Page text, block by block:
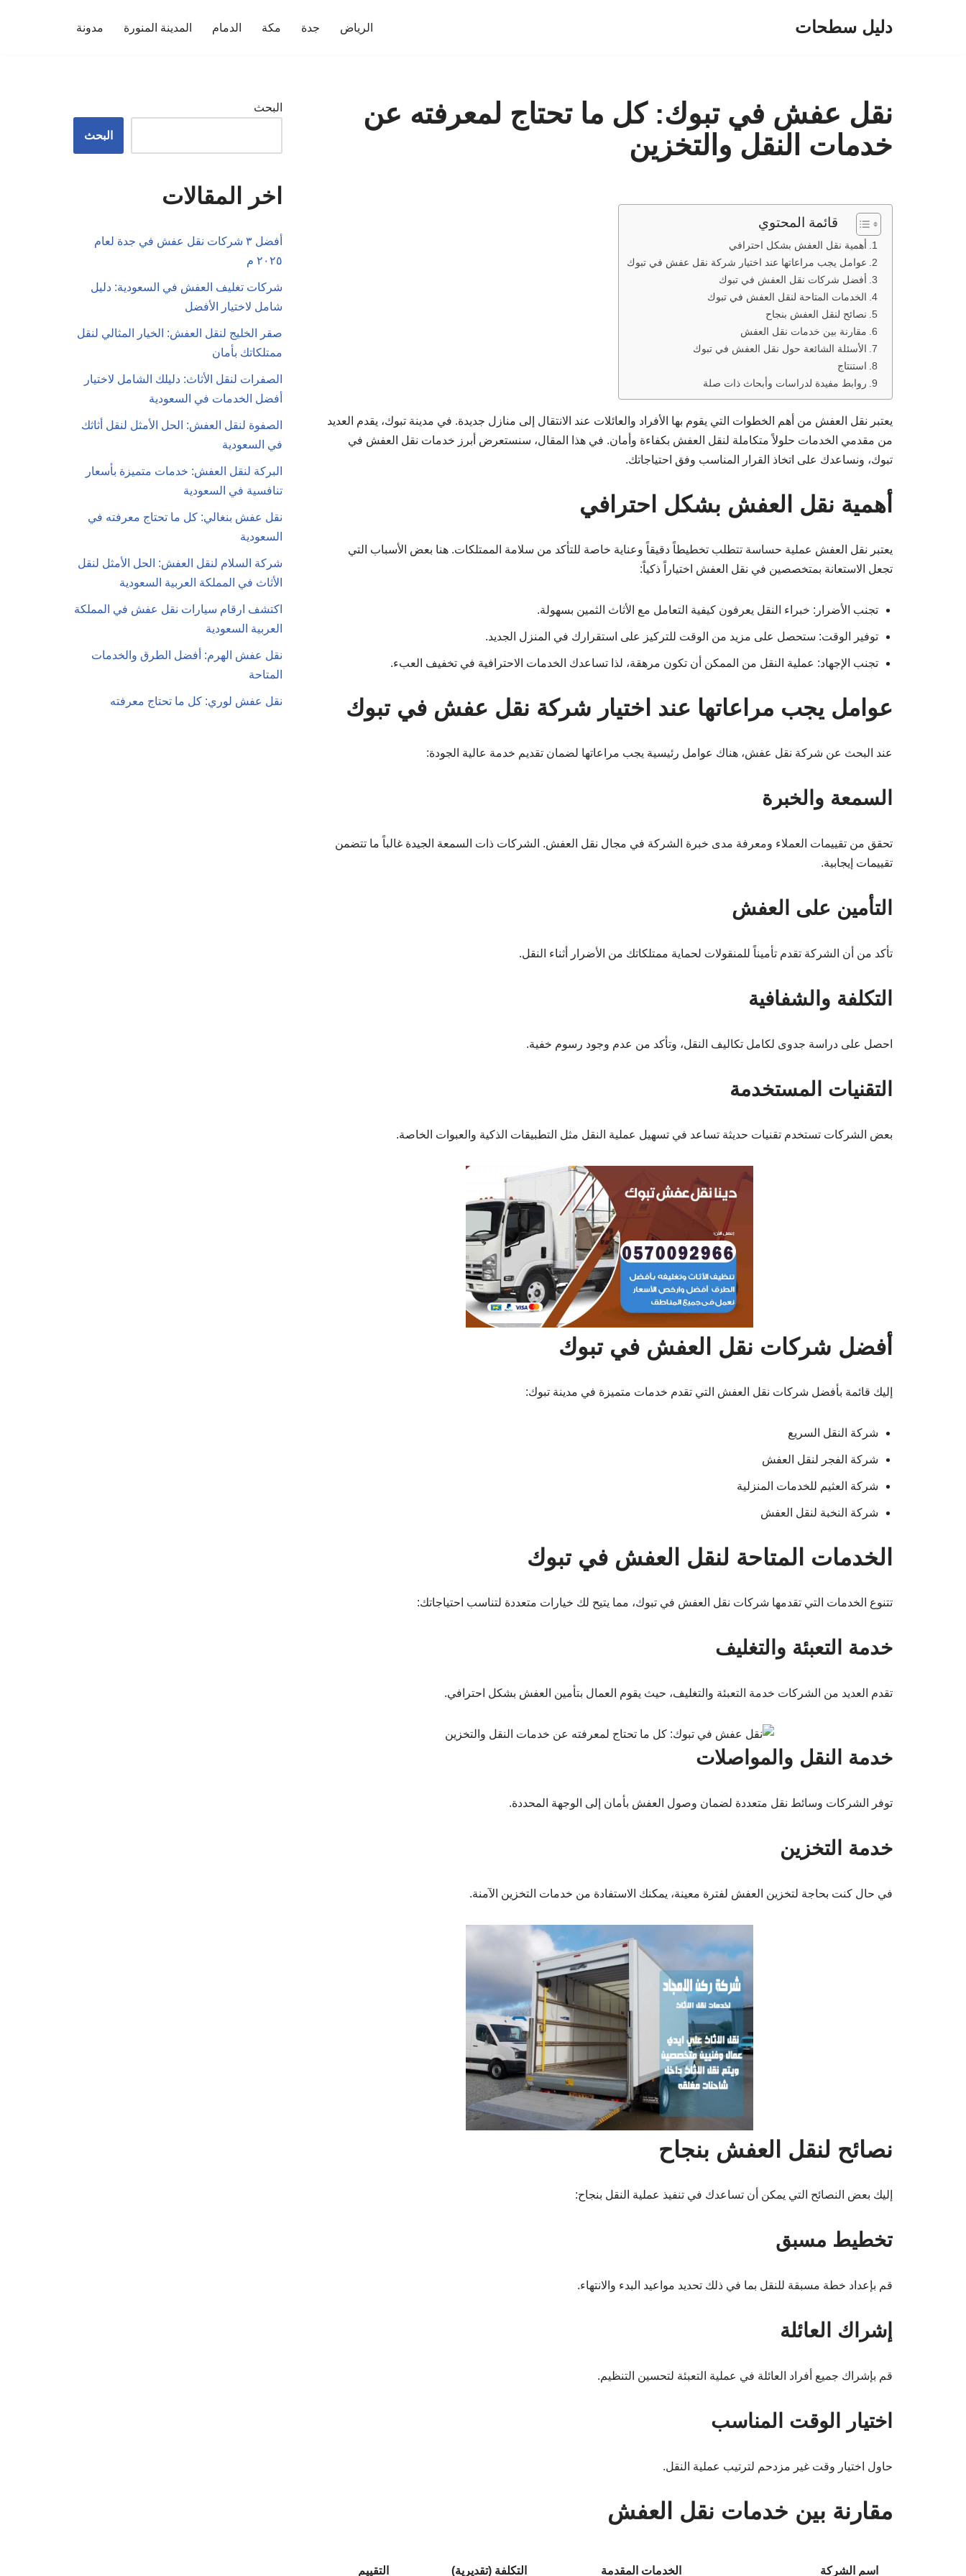
دليل سطحات الرياض جدة مكة الدمام المدينة المنورة مدونة
نقل عفش في تبوك: كل ما تحتاج لمعرفته عن
خدمات النقل والتخزين
قائمة المحتوي
أهمية نقل العفش بشكل احترافي
عوامل يجب مراعاتها عند اختيار شركة نقل عفش في تبوك
أفضل شركات نقل العفش في تبوك
الخدمات المتاحة لنقل العفش في تبوك
نصائح لنقل العفش بنجاح
مقارنة بين خدمات نقل العفش
الأسئلة الشائعة حول نقل العفش في تبوك
استنتاج
روابط مفيدة لدراسات وأبحاث ذات صلة
يعتبر نقل العفش من أهم الخطوات التي يقوم بها الأفراد والعائلات عند الانتقال إلى منازل جديدة. في مدينة تبوك، يقدم العديد
من مقدمي الخدمات حلولاً متكاملة لنقل العفش بكفاءة وأمان. في هذا المقال، سنستعرض أبرز خدمات نقل العفش في
تبوك، ونساعدك على اتخاذ القرار المناسب وفق احتياجاتك.
أهمية نقل العفش بشكل احترافي
يعتبر نقل العفش عملية حساسة تتطلب تخطيطاً دقيقاً وعناية خاصة للتأكد من سلامة الممتلكات. هنا بعض الأسباب التي
تجعل الاستعانة بمتخصصين في نقل العفش اختياراً ذكياً:
تجنب الأضرار: خبراء النقل يعرفون كيفية التعامل مع الأثاث الثمين بسهولة.
توفير الوقت: ستحصل على مزيد من الوقت للتركيز على استقرارك في المنزل الجديد.
تجنب الإجهاد: عملية النقل من الممكن أن تكون مرهقة، لذا تساعدك الخدمات الاحترافية في تخفيف العبء.
عوامل يجب مراعاتها عند اختيار شركة نقل عفش في تبوك
عند البحث عن شركة نقل عفش، هناك عوامل رئيسية يجب مراعاتها لضمان تقديم خدمة عالية الجودة:
السمعة والخبرة
تحقق من تقييمات العملاء ومعرفة مدى خبرة الشركة في مجال نقل العفش. الشركات ذات السمعة الجيدة غالباً ما تتضمن
تقييمات إيجابية.
التأمين على العفش
تأكد من أن الشركة تقدم تأميناً للمنقولات لحماية ممتلكاتك من الأضرار أثناء النقل.
التكلفة والشفافية
احصل على دراسة جدوى لكامل تكاليف النقل، وتأكد من عدم وجود رسوم خفية.
التقنيات المستخدمة
بعض الشركات تستخدم تقنيات حديثة تساعد في تسهيل عملية النقل مثل التطبيقات الذكية والعبوات الخاصة.
أفضل شركات نقل العفش في تبوك
إليك قائمة بأفضل شركات نقل العفش التي تقدم خدمات متميزة في مدينة تبوك:
شركة النقل السريع
شركة الفجر لنقل العفش
شركة العثيم للخدمات المنزلية
شركة النخبة لنقل العفش
الخدمات المتاحة لنقل العفش في تبوك
تتنوع الخدمات التي تقدمها شركات نقل العفش في تبوك، مما يتيح لك خيارات متعددة لتناسب احتياجاتك:
خدمة التعبئة والتغليف
تقدم العديد من الشركات خدمة التعبئة والتغليف، حيث يقوم العمال بتأمين العفش بشكل احترافي.
خدمة النقل والمواصلات
توفر الشركات وسائط نقل متعددة لضمان وصول العفش بأمان إلى الوجهة المحددة.
خدمة التخزين
في حال كنت بحاجة لتخزين العفش لفترة معينة، يمكنك الاستفادة من خدمات التخزين الآمنة.
نصائح لنقل العفش بنجاح
إليك بعض النصائح التي يمكن أن تساعدك في تنفيذ عملية النقل بنجاح:
تخطيط مسبق
قم بإعداد خطة مسبقة للنقل بما في ذلك تحديد مواعيد البدء والانتهاء.
إشراك العائلة
قم بإشراك جميع أفراد العائلة في عملية التعبئة لتحسين التنظيم.
اختيار الوقت المناسب
حاول اختيار وقت غير مزدحم لترتيب عملية النقل.
مقارنة بين خدمات نقل العفش
اسم الشركة الخدمات المقدمة التكلفة (تقديرية) التقييم
البحث
البحث
اخر المقالات
أفضل ٣ شركات نقل عفش في جدة لعام
٢٠٢٥ م
شركات تغليف العفش في السعودية: دليل
شامل لاختيار الأفضل
صقر الخليج لنقل العفش: الخيار المثالي لنقل
ممتلكاتك بأمان
الصفرات لنقل الأثاث: دليلك الشامل لاختيار
أفضل الخدمات في السعودية
الصفوة لنقل العفش: الحل الأمثل لنقل أثاثك
في السعودية
البركة لنقل العفش: خدمات متميزة بأسعار
تنافسية في السعودية
نقل عفش بنغالي: كل ما تحتاج معرفته في
السعودية
شركة السلام لنقل العفش: الحل الأمثل لنقل
الأثاث في المملكة العربية السعودية
اكتشف ارقام سيارات نقل عفش في المملكة
العربية السعودية
نقل عفش الهرم: أفضل الطرق والخدمات
المتاحة
نقل عفش لوري: كل ما تحتاج معرفته